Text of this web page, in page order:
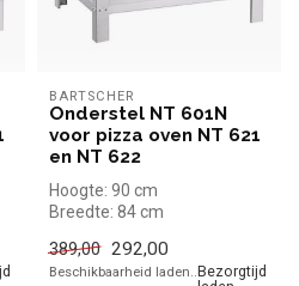
BARTSCHER
Onderstel NT 601N
voor pizza oven NT 621
Hoogte: 90 cm
Diepte: 67 cm
389,00
292,00